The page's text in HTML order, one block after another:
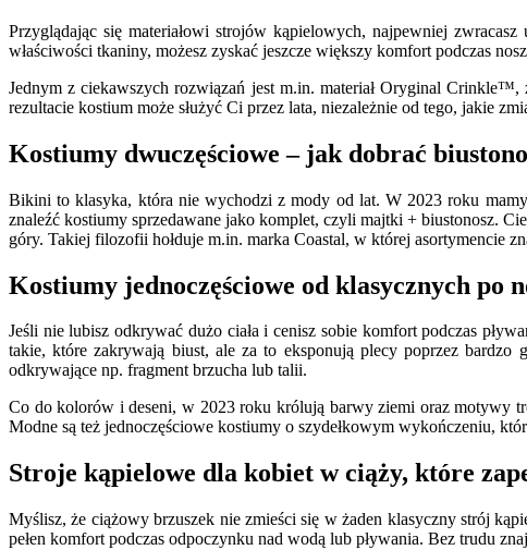
Przyglądając się materiałowi strojów kąpielowych, najpewniej
właściwości tkaniny, możesz zyskać jeszcze większy komfort podczas
Jednym z ciekawszych rozwiązań jest m.in. materiał Oryginal
rezultacie kostium może służyć Ci przez lata, niezależnie od tego, jakie
Kostiumy dwuczęściowe – jak dobrać
Bikini to klasyka, która nie wychodzi z mody od lat. W 2023 roku
znaleźć kostiumy sprzedawane jako komplet, czyli majtki + biustonosz.
góry. Takiej filozofii hołduje m.in. marka Coastal, w której asortymencie
Kostiumy jednoczęściowe od klasycznych po
Jeśli nie lubisz odkrywać dużo ciała i cenisz sobie komfort podczas
takie, które zakrywają biust, ale za to eksponują plecy poprzez bardzo
odkrywające np. fragment brzucha lub talii.
Co do kolorów i deseni, w 2023 roku królują barwy ziemi oraz motywy
Modne są też jednoczęściowe kostiumy o szydełkowym wykończeniu,
Stroje kąpielowe dla kobiet w ciąży, które
Myślisz, że ciążowy brzuszek nie zmieści się w żaden klasyczny strój
pełen komfort podczas odpoczynku nad wodą lub pływania. Bez trudu